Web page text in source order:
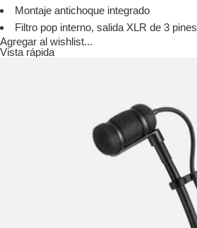
Montaje antichoque integrado
Filtro pop interno, salida XLR de 3 pines
Agregar al wishlist...
Vista rápida